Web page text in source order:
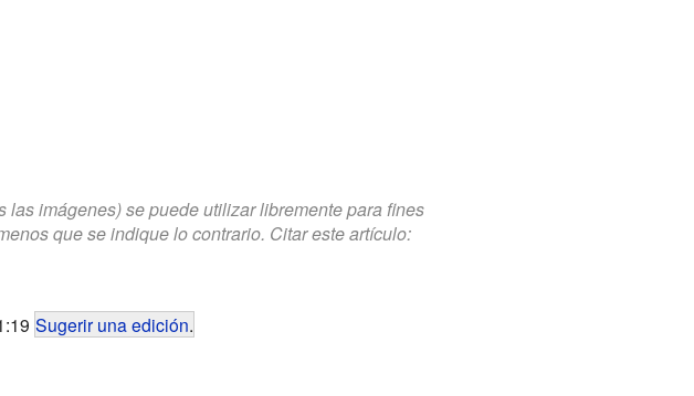
imágenes) se puede utilizar libremente para fines
que se indique lo contrario. Citar este artículo:
Sugerir una edición.